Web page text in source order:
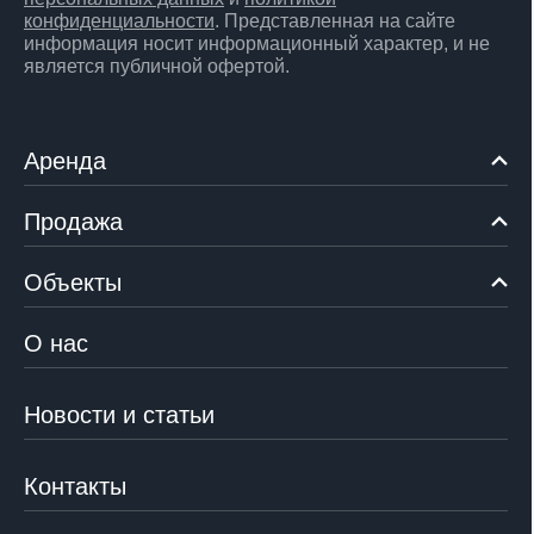
конфиденциальности. Представленная на сайте
информация носит информационный характер, и не
является публичной офертой.
Аренда
Продажа
Объекты
О нас
Новости и статьи
Контакты